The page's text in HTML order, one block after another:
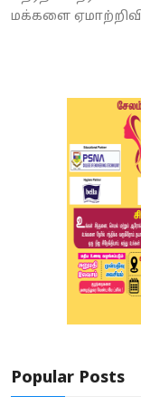
மக்களை
Popular Posts